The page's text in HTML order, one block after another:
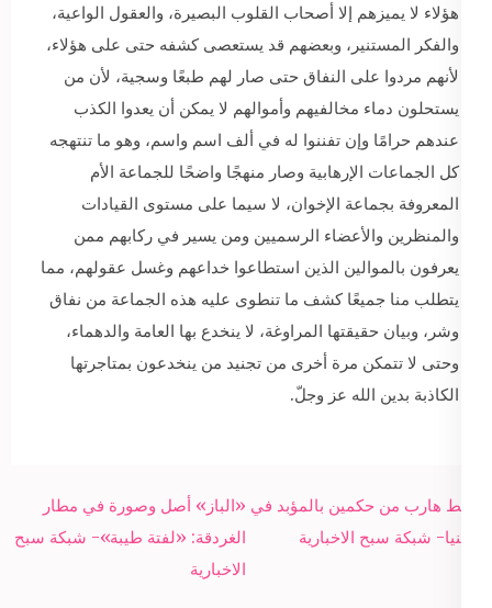
هؤلاء لا يميزهم إلا أصحاب القلوب البصيرة، والعقول الواعية،
والفكر المستنير، وبعضهم قد يستعصى كشفه حتى على هؤلاء،
لأنهم مردوا على النفاق حتى صار لهم طبعًا وسجية، لأن من
يستحلون دماء مخالفيهم وأموالهم لا يمكن أن يعدوا الكذب
عندهم حرامًا وإن تفننوا له في ألف اسم واسم، وهو ما تنتهجه
كل الجماعات الإرهابية وصار منهجًا واضحًا للجماعة الأم
المعروفة بجماعة الإخوان، لا سيما على مستوى القيادات
والمنظرين والأعضاء الرسميين ومن يسير في ركابهم ممن
يعرفون بالموالين الذين استطاعوا خداعهم وغسل عقولهم، مما
يتطلب منا جميعًا كشف ما تنطوى عليه هذه الجماعة من نفاق
وشر، وبيان حقيقتها المراوغة، لا ينخدع بها العامة والدهماء،
وحتى لا تتمكن مرة أخرى من تجنيد من ينخدعون بمتاجرتها
الكاذبة بدين الله عز وجلّ.
Post
navigation
«الباز» أصل وصورة في مطار
الغردقة: «لفتة طيبة»- شبكة سبح
الاخبارية
ضبط هارب من حكمين بالمؤبد في
المنيا- شبكة سبح الاخبارية